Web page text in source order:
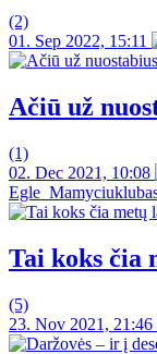
(2)
01. Sep 2022, 15:11
Ačiū už
(1)
02. Dec 2021, 10:08
Tai koks čia
(5)
23. Nov 2021, 21:46